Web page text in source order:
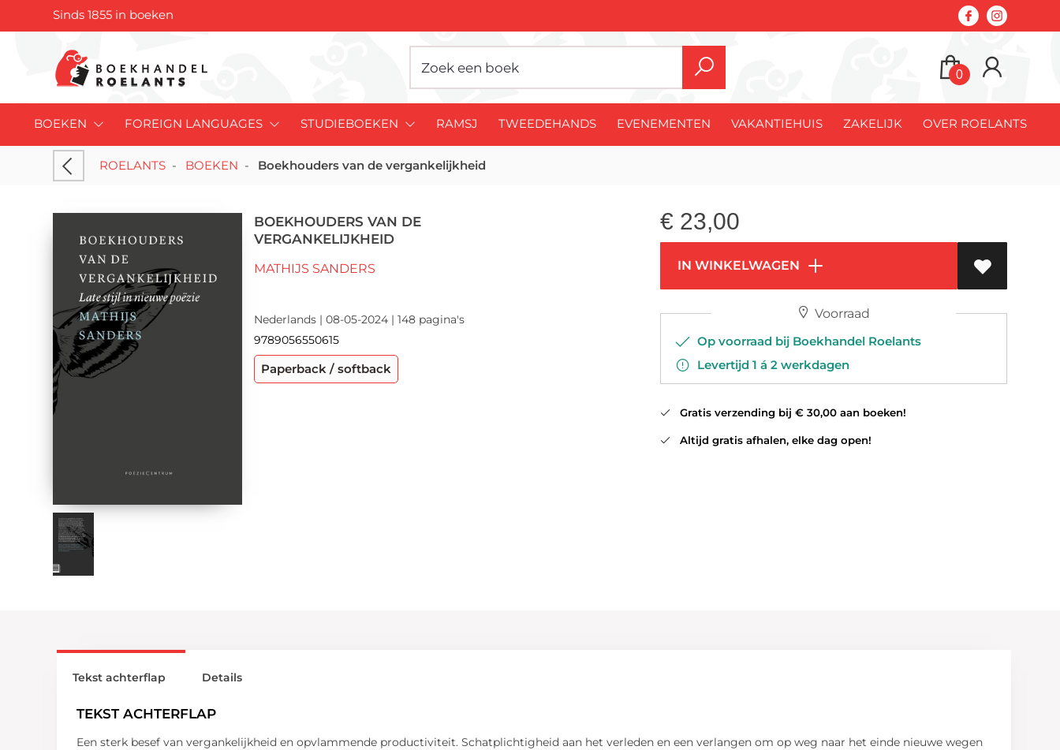
Sinds 1855 in boeken
0
BOEKEN FOREIGN LANGUAGES STUDIEBOEKEN RAMSJ TWEEDEHANDS EVENEMENTEN VAKANTIEHUIS ZAKELIJK OVER ROELANTS
ROELANTS - BOEKEN - Boekhouders van de vergankelijkheid
BOEKHOUDERS VAN DE
VERGANKELIJKHEID
MATHIJS SANDERS
Nederlands | 08-05-2024 | 148 pagina's
9789056550615
Paperback / softback
€ 23,00
IN WINKELWAGEN
Voorraad
Op voorraad bij Boekhandel Roelants
Levertijd 1 á 2 werkdagen
Gratis verzending bij € 30,00 aan boeken!
Altijd gratis afhalen, elke dag open!
Tekst achterflap
TEKST ACHTERFLAP
Een sterk besef van vergankelijkheid en opvlammende productiviteit. Schatplichtigheid aan het verleden en een verlangen om op weg naar het einde nieuwe wegen
Details